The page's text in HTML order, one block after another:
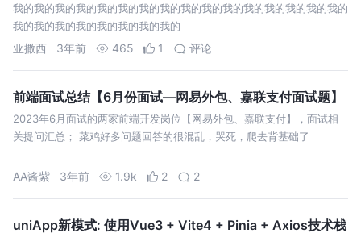
我的我的我的我的我的我的我的我的我的我的我的我的我的我的我的我的
我的我的我的我的我的我的我的我的
亚撒西 3年前 465 1 评论
前端面试总结【6月份面试—网易外包、嘉联支付面试题】
2023年6月面试的两家前端开发岗位【网易外包、嘉联支付】，面试相
关提问汇总； 菜鸡好多问题回答的很混乱，哭死，爬去背基础了
AA酱紫 3年前 1.9k 2 2
uniApp新模式: 使用Vue3 + Vite4 + Pinia + Axios技术栈